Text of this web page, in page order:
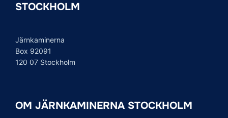
STOCKHOLM
Järnkaminerna
Box 92091
120 07 Stockholm
OM JÄRNKAMINERNA STOCKHOLM